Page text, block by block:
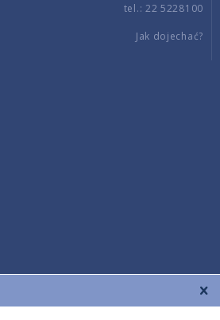
tel.: 22 5228100
Jak dojechać?